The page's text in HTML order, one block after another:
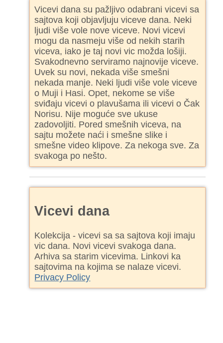
Vicevi dana su pažljivo odabrani vicevi sa
sajtova koji objavljuju viceve dana. Neki
ljudi više vole nove viceve. Novi vicevi
mogu da nasmeju više od nekih starih
viceva, iako je taj novi vic možda lošiji.
Svakodnevno serviramo najnovije viceve.
Uvek su novi, nekada više smešni
nekada manje. Neki ljudi više vole viceve
o Muji i Hasi. Opet, nekome se više
sviđaju vicevi o plavušama ili vicevi o Čak
Norisu. Nije moguće sve ukuse
zadovoljiti. Pored smešnih viceva, na
sajtu možete naći i smešne slike i
smešne video klipove. Za nekoga sve. Za
svakoga po nešto.
Vicevi dana
Kolekcija - vicevi sa sa sajtova koji imaju
vic dana. Novi vicevi svakoga dana.
Arhiva sa starim vicevima. Linkovi ka
sajtovima na kojima se nalaze vicevi.
Privacy Policy